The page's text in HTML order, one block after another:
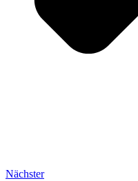
Nächster